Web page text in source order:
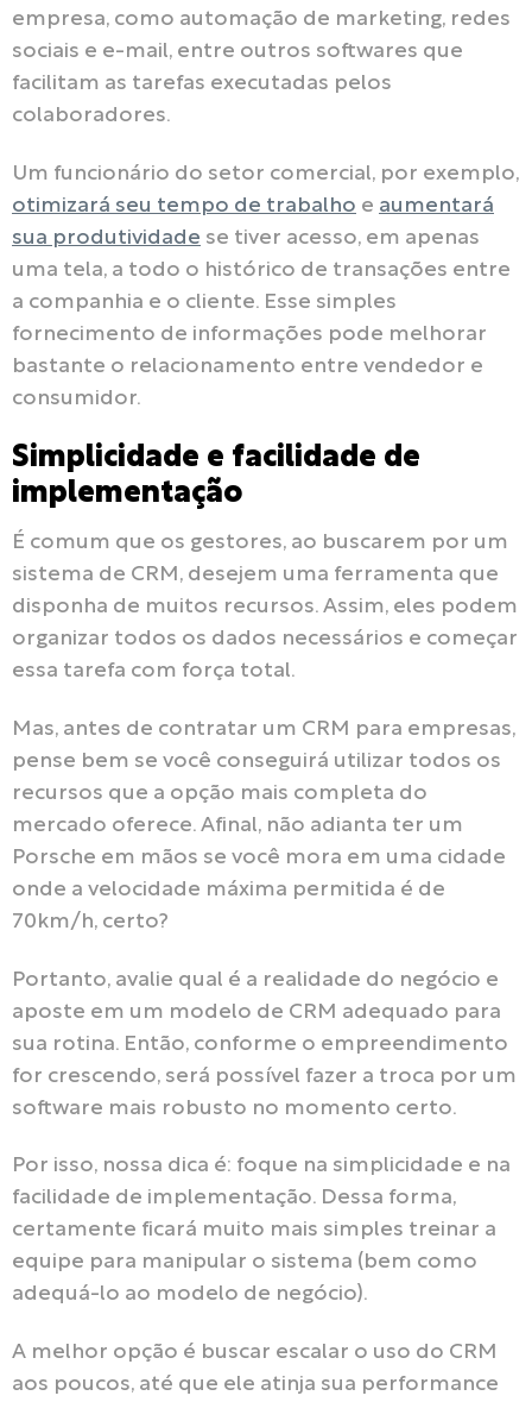
empresa, como automação de marketing, redes
sociais e e-mail, entre outros softwares que
facilitam as tarefas executadas pelos
colaboradores.
Um funcionário do setor comercial, por exemplo,
otimizará seu tempo de trabalho e aumentará
sua produtividade se tiver acesso, em apenas
uma tela, a todo o histórico de transações entre
a companhia e o cliente. Esse simples
fornecimento de informações pode melhorar
bastante o relacionamento entre vendedor e
consumidor.
Simplicidade e facilidade de
implementação
É comum que os gestores, ao buscarem por um
sistema de CRM, desejem uma ferramenta que
disponha de muitos recursos. Assim, eles podem
organizar todos os dados necessários e começar
essa tarefa com força total.
Mas, antes de contratar um CRM para empresas,
pense bem se você conseguirá utilizar todos os
recursos que a opção mais completa do
mercado oferece. Afinal, não adianta ter um
Porsche em mãos se você mora em uma cidade
onde a velocidade máxima permitida é de
70km/h, certo?
Portanto, avalie qual é a realidade do negócio e
aposte em um modelo de CRM adequado para
sua rotina. Então, conforme o empreendimento
for crescendo, será possível fazer a troca por um
software mais robusto no momento certo.
Por isso, nossa dica é: foque na simplicidade e na
facilidade de implementação. Dessa forma,
certamente ficará muito mais simples treinar a
equipe para manipular o sistema (bem como
adequá-lo ao modelo de negócio).
A melhor opção é buscar escalar o uso do CRM
aos poucos, até que ele atinja sua performance